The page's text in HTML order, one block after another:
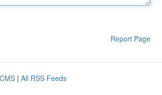
Report Page
| All RSS Feeds